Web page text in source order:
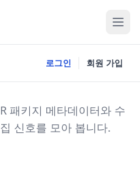
로그인 회원 가입
R 패키지 메타데이터와 수
집 신호를 모아 봅니다.